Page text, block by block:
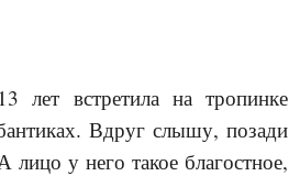
лет встретила на тропинке
Вдруг слышу, позади
у него такое благостное,